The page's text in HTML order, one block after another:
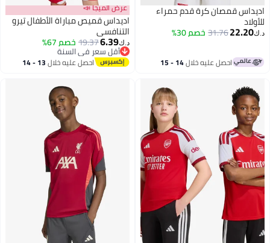
اديداس قمصان كرة قدم حمراء
للأولاد
د.ك‏22.20
31.76خصم 30%
احصل عليه خلال 14 - 15
عرض الميجا 📣
اديداس قميص مباراة الأطفال تيرو
التنافسي
د.ك‏6.39
19.37خصم 67%
أقل سعر في السنة
أقل سعر في السنة
احصل عليه خلال 13 - 14